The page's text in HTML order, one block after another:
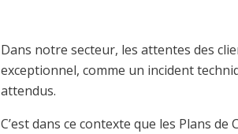
Dans notre secteur, les attentes des
exceptionnel, comme un incident
attendus.
C’est dans ce contexte que les Plans de